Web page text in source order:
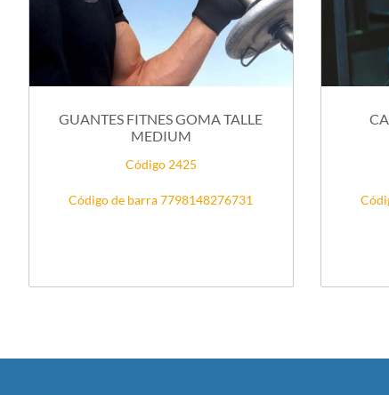
GUANTES FITNES GOMA TALLE
MEDIUM
Código 2425
Código de barra 7798148276731